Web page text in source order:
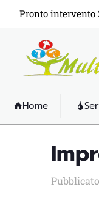
Pronto intervento
Home